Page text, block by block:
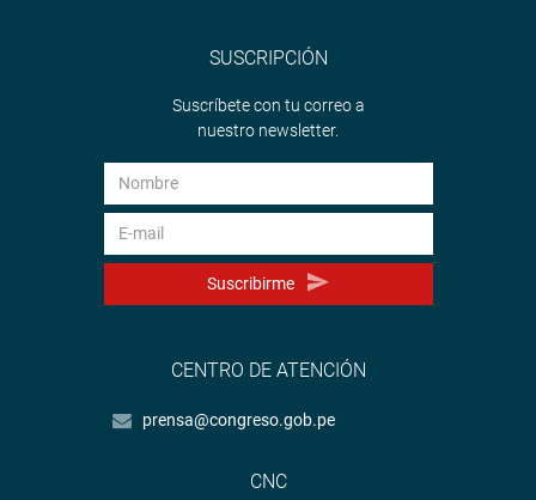
SUSCRIPCIÓN
Suscríbete con tu correo a
nuestro newsletter.
Suscribirme
CENTRO DE ATENCIÓN
prensa@congreso.gob.pe
CNC